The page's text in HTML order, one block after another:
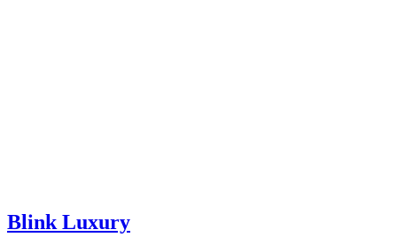
Blink Luxury